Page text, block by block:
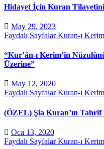
Hidayet İçin Kuran
May 29, 2023
Faydalı SayfalarKuran-ı Kerim
“Kur’ân-ı Kerim’in
Üzerine”
May 12, 2020
Faydalı SayfalarKuran-ı Kerim
(ÖZEL) Şia Kuran’ın
Oca 13, 2020
Faydalı SayfalarKuran-ı Kerim